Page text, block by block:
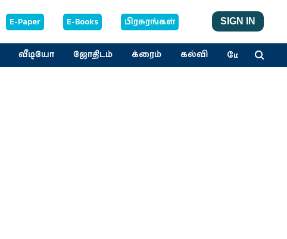
E-Paper E-Books பிரசுரங்கள் SIGN IN
வீடியோ ஜோதிடம் க்ரைம் கல்வி மேலும்